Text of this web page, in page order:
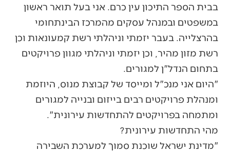
בבית הספר התיכון עין כרם. אני בעל תואר ראשון
במשפטים ובמנהל עסקים מהמרכז הבינתחומי
בהרצלייה. בעבר יזמתי וניהלתי רשת קמעונאות וכן
רשת מזון מהיר, וכן יזמתי וניהלתי מגוון פרויקטים
בתחום הנדל"ן למגורים.
"היום אני מנכ"ל ומייסד של קבוצת מנוס, היוזמת
ומנהלת פרויקטים רבים בייזום ובנייה למגורים
ומתמחה בפרויקטים להתחדשות עירונית".
מהי התחדשות עירונית?
"מדינת ישראל שוכנת סמוך למערכת השבירה